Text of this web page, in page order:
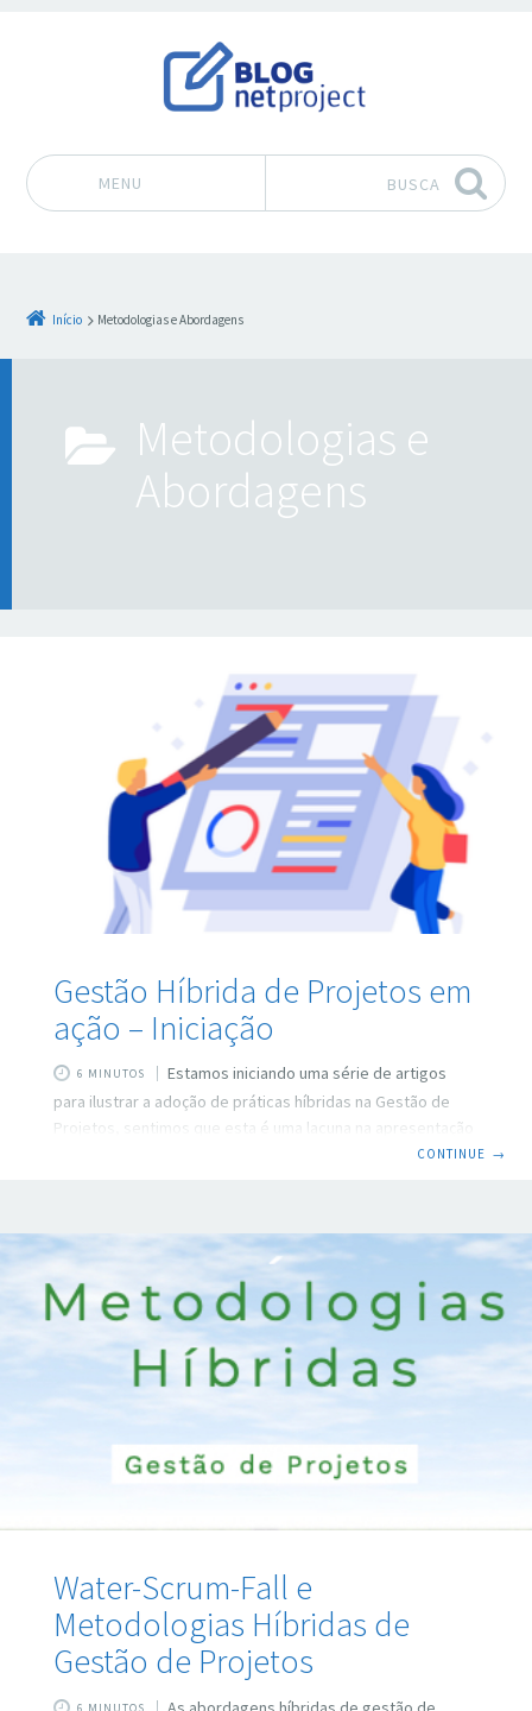
MENU BUSCA
Início Metodologias e Abordagens
Metodologias e
Abordagens
Gestão Híbrida de Projetos em
ação – Iniciação
6 MINUTOS
Estamos iniciando uma série de artigos
para ilustrar a adoção de práticas híbridas na Gestão de
Projetos, sentimos que esta é uma lacuna na apresentação
de modelos e recebemos alguns pedidos de nossos
artigo e também um material que preparamos sobre
ferramentas híbridas para a gestão de projetos neste link.
Não deixe de voltar aqui e conferir nossa sugestão para
colocar os conhecimentos em prática e partir para
CONTINUE →
Water-Scrum-Fall e
Metodologias Híbridas de
Gestão de Projetos
6 MINUTOS